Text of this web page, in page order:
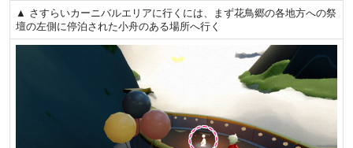
▲ さすらいカーニバルエリアに行くには、まず花鳥郷の各地方への祭
壇の左側に停泊された小舟のある場所へ行く